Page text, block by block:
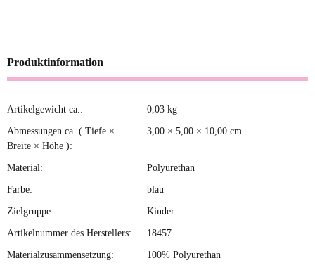
Produktinformation
Produkteigenschaft
Wert
Artikelgewicht ca.: 0,03 kg
Abmessungen ca. ( Tiefe ×
Breite × Höhe ):
3,00 × 5,00 × 10,00 cm
Material: Polyurethan
Farbe: blau
Zielgruppe: Kinder
Artikelnummer des Herstellers: 18457
Materialzusammensetzung: 100% Polyurethan